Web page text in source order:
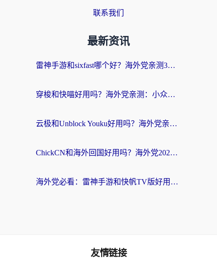
联系我们
最新资讯
雷神手游和sixfast哪个好？海外党亲测3款回国加速器，教你选对不踩坑
穿梭和快喵好用吗？海外党亲测：小众加速器对比+番茄加速器深度体验
云极和Unblock Youku好用吗？海外党亲测+2026回国加速器避坑指南
ChickCN和海外回国好用吗？海外党2026亲测：从手游到影音，选对加速器的3个关键
海外党必看：雷神手游和快帆TV版好用吗？3步选对回国加速器不踩坑
友情链接